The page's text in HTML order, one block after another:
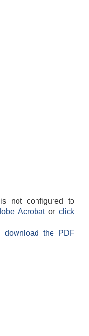
not configured to
Acrobatorclick
download the PDF